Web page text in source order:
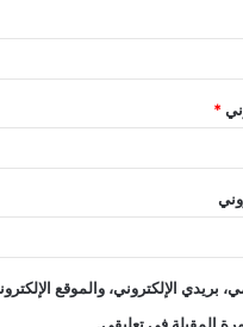
*
بريدي الإلكتروني، والموقع